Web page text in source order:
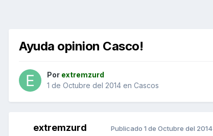
Ayuda opinion Casco!
Por extremzurd
1 de Octubre del 2014 en Cascos
extremzurd Publicado 1 de Octubre del 2014